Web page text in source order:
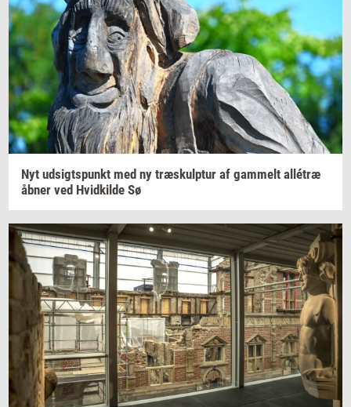
Nyt ud­sigts­punkt med ny træskul­p­tur af gam­melt allétræ
åbner ved Hvid­kil­de Sø